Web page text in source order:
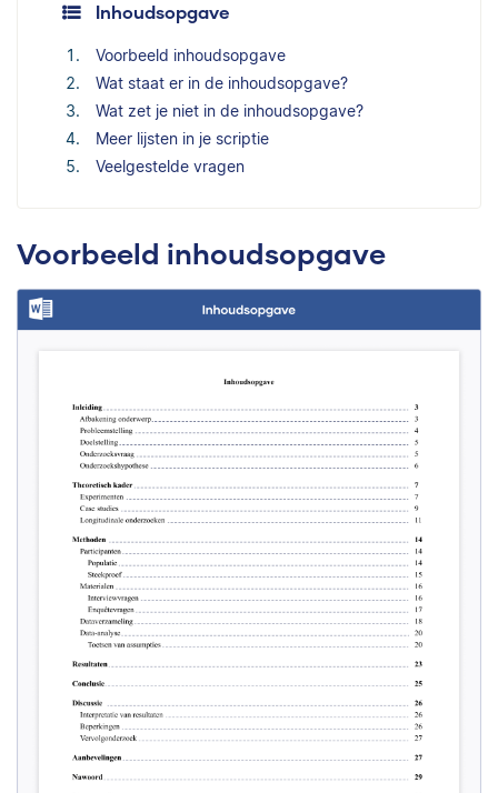
Inhoudsopgave
Voorbeeld inhoudsopgave
Wat staat er in de inhoudsopgave?
Wat zet je niet in de inhoudsopgave?
Meer lijsten in je scriptie
Veelgestelde vragen
Voorbeeld inhoudsopgave